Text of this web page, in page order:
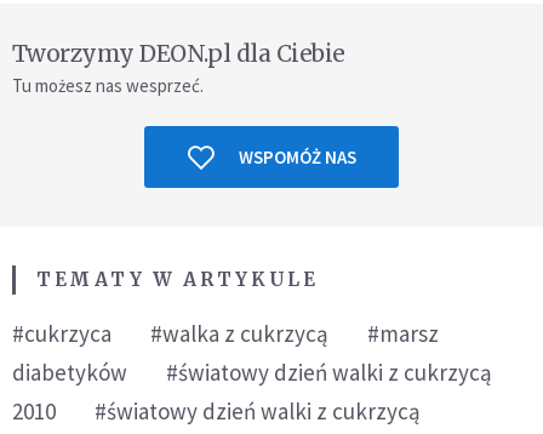
Tworzymy DEON.pl dla Ciebie
Tu możesz nas wesprzeć.
WSPOMÓŻ NAS
TEMATY W ARTYKULE
#cukrzyca #walka z cukrzycą
#marsz
diabetyków
#światowy dzień walki z cukrzycą
2010
#światowy dzień walki z cukrzycą